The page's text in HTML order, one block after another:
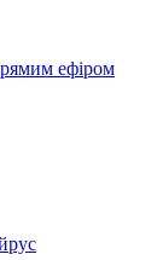
ефіром